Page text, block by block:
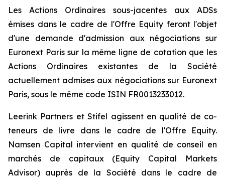
Les Actions Ordinaires sous-jacentes aux ADSs
émises dans le cadre de l'Offre Equity feront l'objet
d'une demande d'admission aux négociations sur
Euronext Paris sur la même ligne de cotation que les
Actions Ordinaires existantes de la Société
actuellement admises aux négociations sur Euronext
Paris, sous le même code ISIN FR0013233012.
Leerink Partners et Stifel agissent en qualité de co-
teneurs de livre dans le cadre de l'Offre Equity.
Namsen Capital intervient en qualité de conseil en
marchés de capitaux (Equity Capital Markets
Advisor) auprès de la Société dans le cadre de